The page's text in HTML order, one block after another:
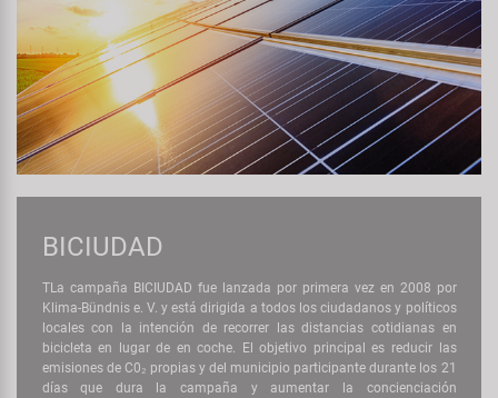
BICIUDAD
TLa campaña BICIUDAD fue lanzada por primera vez en 2008 por
Klima-Bündnis e. V. y está dirigida a todos los ciudadanos y políticos
locales con la intención de recorrer las distancias cotidianas en
bicicleta en lugar de en coche. El objetivo principal es reducir las
emisiones de C0₂ propias y del municipio participante durante los 21
días que dura la campaña y aumentar la concienciación